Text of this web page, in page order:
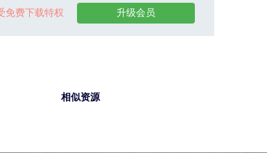
免费下载特权 升级会员
相似资源